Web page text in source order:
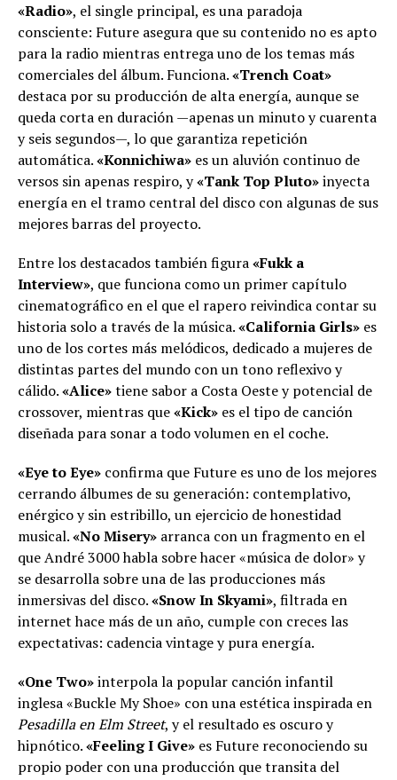
«Radio», el single principal, es una paradoja
consciente: Future asegura que su contenido no es apto
para la radio mientras entrega uno de los temas más
comerciales del álbum. Funciona.«Trench Coat»
destaca por su producción de alta energía, aunque se
queda corta en duración —apenas un minuto y cuarenta
y seis segundos—, lo que garantiza repetición
automática.«Konnichiwa» es un aluvión continuo de
versos sin apenas respiro, y«Tank Top Pluto»inyecta
energía en el tramo central del disco con algunas de sus
mejores barras del proyecto.
Entre los destacados también figura«Fukk a
Interview», que funciona como un primer capítulo
cinematográfico en el que el rapero reivindica contar su
historia solo a través de la música.«California Girls» es
uno de los cortes más melódicos, dedicado a mujeres de
distintas partes del mundo con un tono reflexivo y
cálido.«Alice»tiene sabor a Costa Oeste y potencial de
crossover, mientras que«Kick» es el tipo de canción
diseñada para sonar a todo volumen en el coche.
«Eye to Eye» confirma que Future es uno de los mejores
cerrando álbumes de su generación: contemplativo,
enérgico y sin estribillo, un ejercicio de honestidad
musical.«No Misery» arranca con un fragmento en el
que André 3000 habla sobre hacer «música de dolor» y
se desarrolla sobre una de las producciones más
inmersivas del disco.«Snow In Skyami», filtrada en
internet hace más de un año, cumple con creces las
expectativas: cadencia vintage y pura energía.
«One Two»interpola la popular canción infantil
inglesa «Buckle My Shoe» con una estética inspirada en
Pesadilla en Elm Street, y el resultado es oscuro y
hipnótico.«Feeling I Give» es Future reconociendo su
propio poder con una producción que transita del